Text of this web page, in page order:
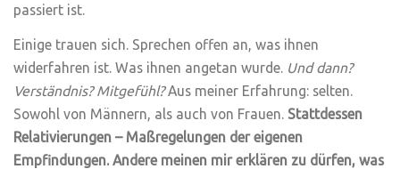
passiert ist.
Einige trauen sich. Sprechen offen an, was ihnen
widerfahren ist. Was ihnen angetan wurde. Und dann?
Verständnis? Mitgefühl?Aus meiner Erfahrung: selten.
Sowohl von Männern, als auch von Frauen. Stattdessen
Relativierungen – Maßregelungen der eigenen
Empfindungen. Andere meinen mir erklären zu dürfen, was